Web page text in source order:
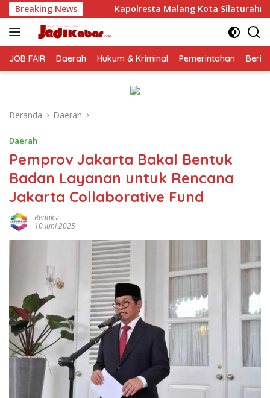
Langsung
ke
konten
Breaking News
Malang Kota Silaturahmi ke PCNU, Perkuat Sinergi
JOB FAIR Daerah Hukum & Kriminal Pemerintahan
Beranda Daerah
Daerah
Pemprov Jakarta Bakal Bentuk
Badan Layanan untuk Rencana
Jakarta Collaborative Fund
Redaksi
10 Juni 2025